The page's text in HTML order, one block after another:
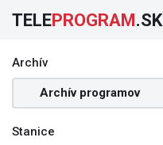
TELEPROGRAM.SK
Archív
Archív programov
Stanice